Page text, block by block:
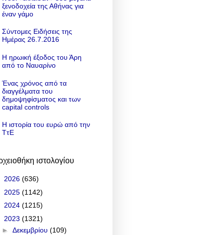
ξενοδοχεία της Αθήνας για
έναν γάμο
Σύντομες Ειδήσεις της
Ημέρας 26.7.2016
Η ηρωική έξοδος του Άρη
από το Ναυαρίνο
Ένας χρόνος από τα
διαγγέλματα του
δημοψηφίσματος και των
capital controls
Η ιστορία του ευρώ από την
ΤτΕ
ιστολογίου
2026 (636)
2025 (1142)
2024 (1215)
2023 (1321)
► Δεκεμβρίου (109)